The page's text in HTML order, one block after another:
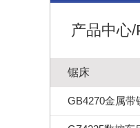
产品中心
锯床
GB4270金属带